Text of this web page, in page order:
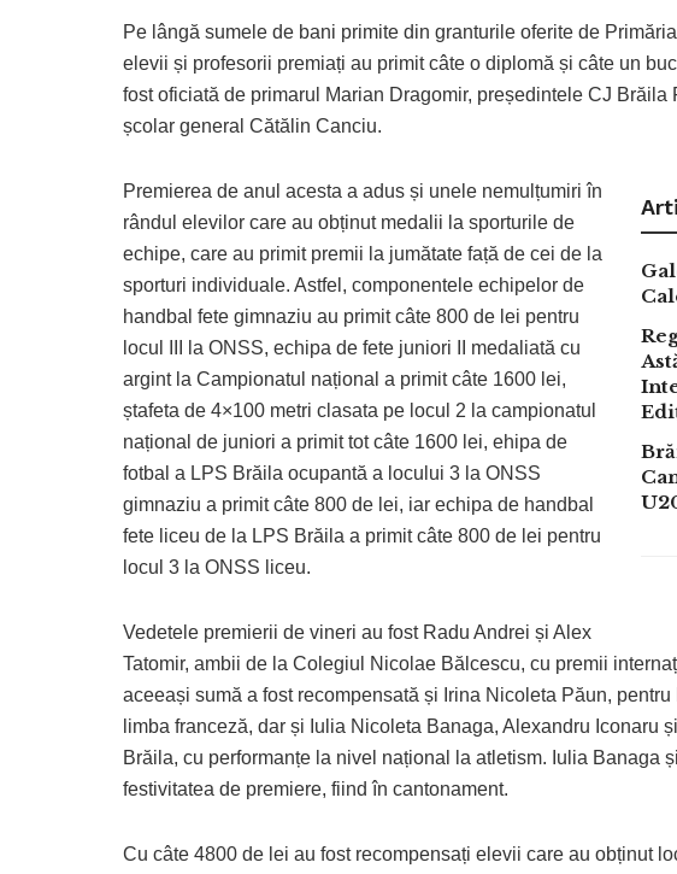
Pe lângă sumele de bani primite din granturile oferite de
elevii și profesorii premiați au primit câte o diplomă și câte un
fost oficiată de primarul Marian Dragomir, președintele CJ Brăila
școlar general Cătălin Canciu.
Premierea de anul acesta a adus și unele nemulțumiri în
rândul elevilor care au obținut medalii la sporturile de
echipe, care au primit premii la jumătate față de cei de la
sporturi individuale. Astfel, componentele echipelor de
handbal fete gimnaziu au primit câte 800 de lei pentru
locul III la ONSS, echipa de fete juniori II medaliată cu
argint la Campionatul național a primit câte 1600 lei,
ștafeta de 4×100 metri clasata pe locul 2 la campionatul
național de juniori a primit tot câte 1600 lei, ehipa de
fotbal a LPS Brăila ocupantă a locului 3 la ONSS
gimnaziu a primit câte 800 de lei, iar echipa de handbal
fete liceu de la LPS Brăila a primit câte 800 de lei pentru
locul 3 la ONSS liceu.
Vedetele premierii de vineri au fost Radu Andrei și Alex
Tatomir, ambii de la Colegiul Nicolae Bălcescu, cu premii
aceeași sumă a fost recompensată și Irina Nicoleta Păun,
limba franceză, dar și Iulia Nicoleta Banaga, Alexandru Iconaru
Brăila, cu performanțe la nivel național la atletism. Iulia Banaga
festivitatea de premiere, fiind în cantonament.
Cu câte 4800 de lei au fost recompensați elevii care au obținut